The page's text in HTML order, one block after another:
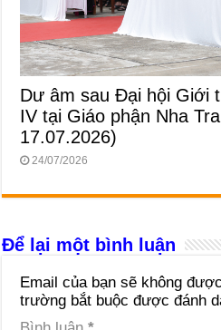
Dư âm sau Đại hội Giới
IV tại Giáo phận Nha
17.07.2026)
24/07/2026
Để lại một bình luận
Email của bạn sẽ không
trường bắt buộc được đánh